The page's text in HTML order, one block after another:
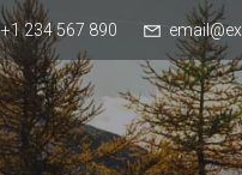
+1 234 567 890